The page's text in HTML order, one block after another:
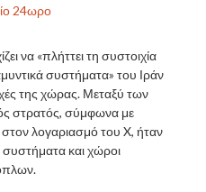
24ωρο
να «πλήττει τη συστοιχία
συστήματα» του Ιράν
της χώρας. Μεταξύ των
στρατός, σύμφωνα με
λογαριασμό του X, ήταν
συστήματα και χώροι